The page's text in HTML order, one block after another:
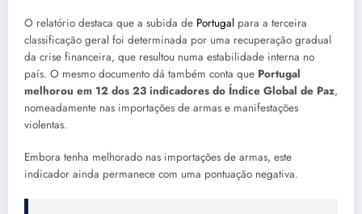
O relatório destaca que a subida de Portugal para a terceira
classificação geral foi determinada por uma recuperação gradual
da crise financeira, que resultou numa estabilidade interna no
país. O mesmo documento dá também conta que Portugal
melhorou em 12 dos 23 indicadores do Índice Global de Paz,
nomeadamente nas importações de armas e manifestações
violentas.
Embora tenha melhorado nas importações de armas, este
indicador ainda permanece com uma pontuação negativa.